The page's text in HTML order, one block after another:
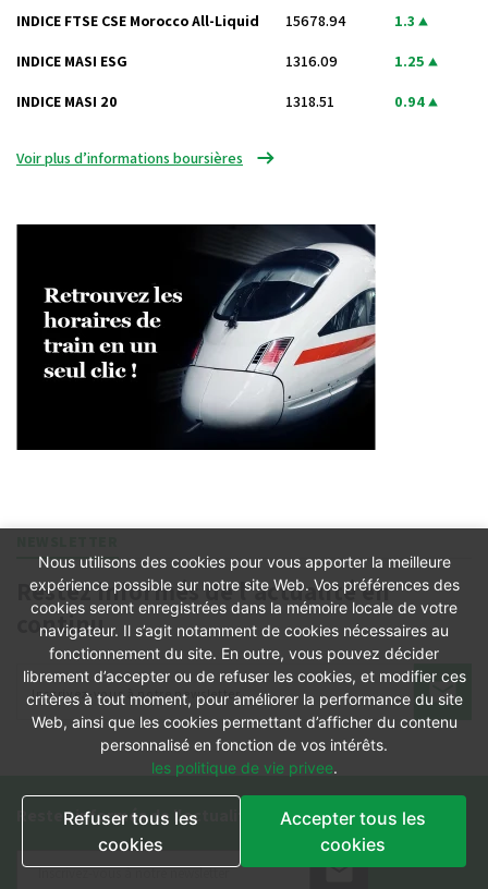
INDICE FTSE CSE Morocco All-Liquid 15678.94 1.3
INDICE MASI ESG 1316.09 1.25
INDICE MASI 20 1318.51 0.94
Voir plus d’informations boursières
Restez informés de l'actualité en
continu
Restez informés de l'actualité en continu
Nous utilisons des cookies pour vous apporter la meilleure
expérience possible sur notre site Web. Vos préférences des
cookies seront enregistrées dans la mémoire locale de votre
navigateur. Il s’agit notamment de cookies nécessaires au
fonctionnement du site. En outre, vous pouvez décider
librement d’accepter ou de refuser les cookies, et modifier ces
critères à tout moment, pour améliorer la performance du site
Web, ainsi que les cookies permettant d’afficher du contenu
personnalisé en fonction de vos intérêts.
les politique de vie privee.
Refuser tous les
cookies
Accepter tous les
cookies